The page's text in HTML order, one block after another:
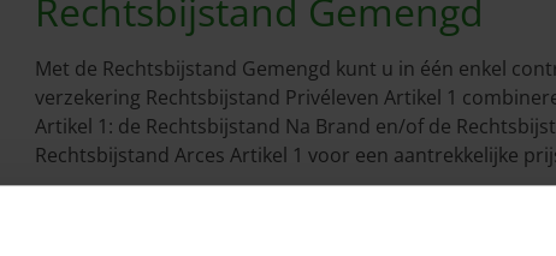
Rechtsbijstand Gemengd
Met de Rechtsbijstand Gemengd kunt u in één enkel
verzekering Rechtsbijstand Privéleven Artikel 1
Artikel 1: de Rechtsbijstand Na Brand en/of de
Rechtsbijstand Arces Artikel 1 voor een aantrekkelijke
Als u een verzekering Rechtsbijstand Gemengd wilt
producten die u met uw verzekering Rechtsbijstand